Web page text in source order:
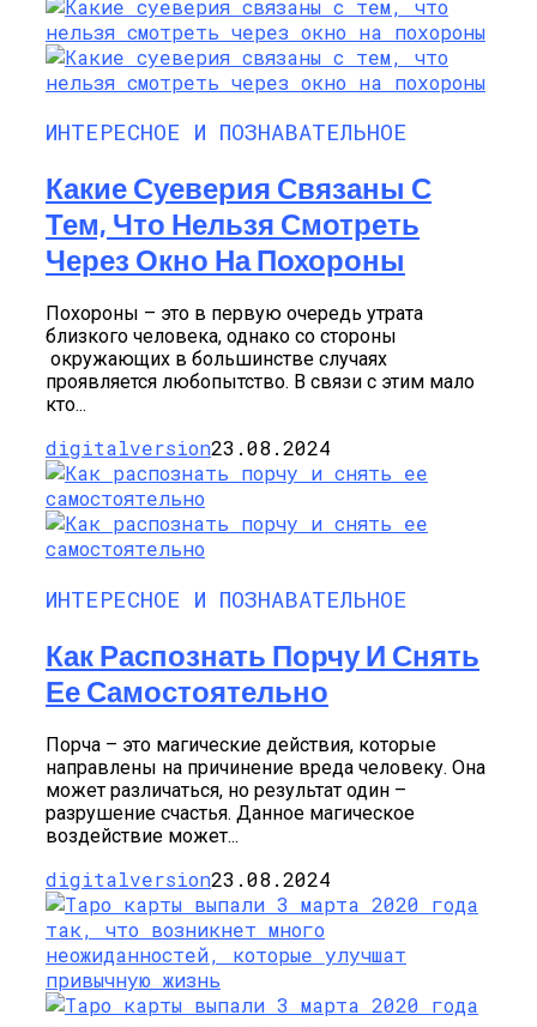
ИНТЕРЕСНОЕ И ПОЗНАВАТЕЛЬНОЕ
Какие Суеверия Связаны С
Тем, Что Нельзя Смотреть
Через Окно На Похороны
Похороны – это в первую очередь утрата
близкого человека, однако со стороны
окружающих в большинстве случаях
проявляется любопытство. В связи с этим мало
кто...
digitalversion23.08.2024
ИНТЕРЕСНОЕ И ПОЗНАВАТЕЛЬНОЕ
Как Распознать Порчу И Снять
Ее Самостоятельно
Порча – это магические действия, которые
направлены на причинение вреда человеку. Она
может различаться, но результат один –
разрушение счастья. Данное магическое
воздействие может...
digitalversion23.08.2024